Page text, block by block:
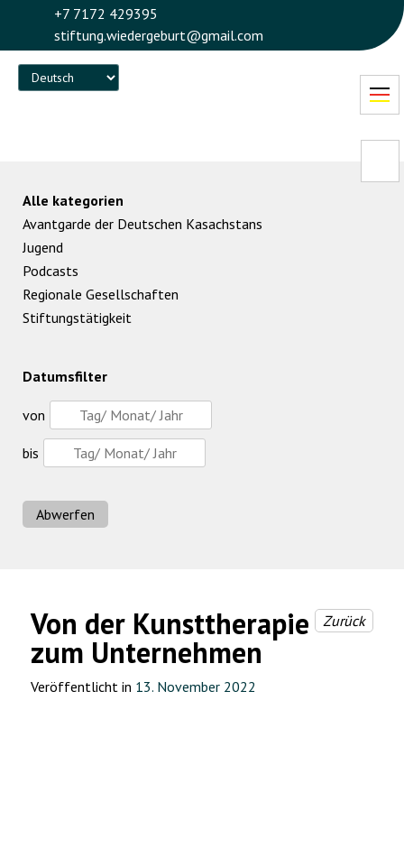
+7 7172 429395
stiftung.wiedergeburt@gmail.com
Language
Von der Kunsttherapie
zum Unternehmen
Zurück
Veröffentlicht in 13. November 2022
Alle kategorien
Avantgarde der Deutschen Kasachstans
Jugend
Podcasts
Regionale Gesellschaften
Stiftungstätigkeit
Datumsfilter
von
bis
Abwerfen